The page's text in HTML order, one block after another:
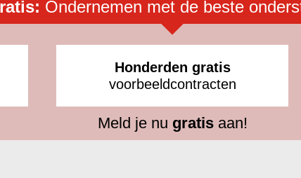
Ondernemen met de beste
Honderden gratis
voorbeeldcontracten
Meld je nu gratisaan!